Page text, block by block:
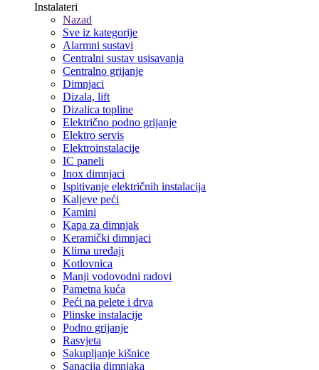
Instalateri
Nazad
Sve iz kategorije
Alarmni sustavi
Centralni sustav usisavanja
Centralno grijanje
Dimnjaci
Dizala, lift
Dizalica topline
Električno podno grijanje
Elektro servis
Elektroinstalacije
IC paneli
Inox dimnjaci
Ispitivanje električnih instalacija
Kaljeve peći
Kamini
Kapa za dimnjak
Keramički dimnjaci
Klima uređaji
Kotlovnica
Manji vodovodni radovi
Pametna kuća
Peći na pelete i drva
Plinske instalacije
Podno grijanje
Rasvjeta
Sakupljanje kišnice
Sanacija dimnjaka